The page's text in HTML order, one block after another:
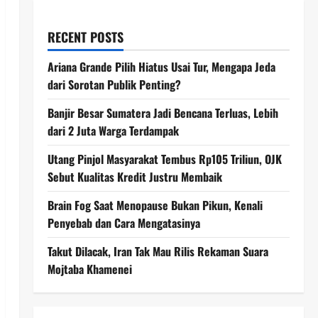
RECENT POSTS
Ariana Grande Pilih Hiatus Usai Tur, Mengapa Jeda
dari Sorotan Publik Penting?
Banjir Besar Sumatera Jadi Bencana Terluas, Lebih
dari 2 Juta Warga Terdampak
Utang Pinjol Masyarakat Tembus Rp105 Triliun, OJK
Sebut Kualitas Kredit Justru Membaik
Brain Fog Saat Menopause Bukan Pikun, Kenali
Penyebab dan Cara Mengatasinya
Takut Dilacak, Iran Tak Mau Rilis Rekaman Suara
Mojtaba Khamenei